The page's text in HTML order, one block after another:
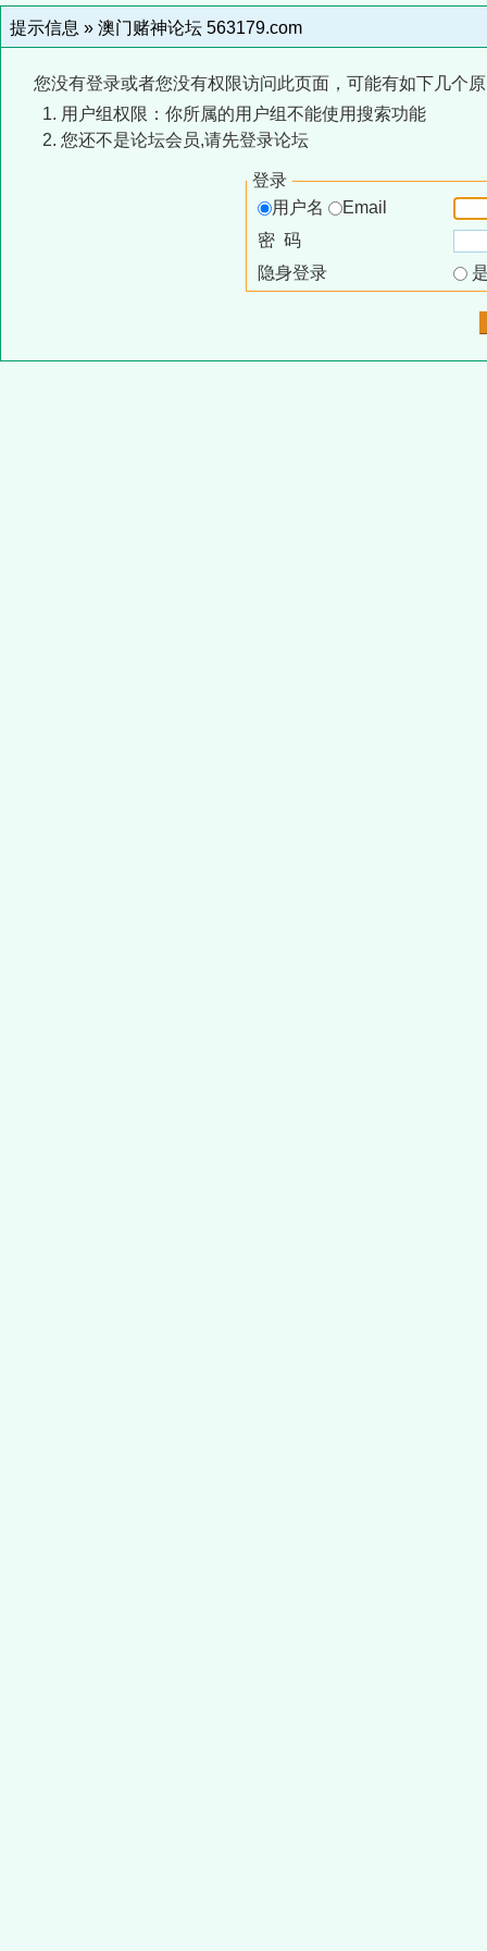
提示信息 » 澳门赌神论坛 563179.com
您没有登录或者您没有权限访问此页面，可能有如下几个
用户组权限：你所属的用户组不能使用搜索功能
您还不是论坛会员,请先登录论坛
登录
用户名
Email
密 码
隐身登录